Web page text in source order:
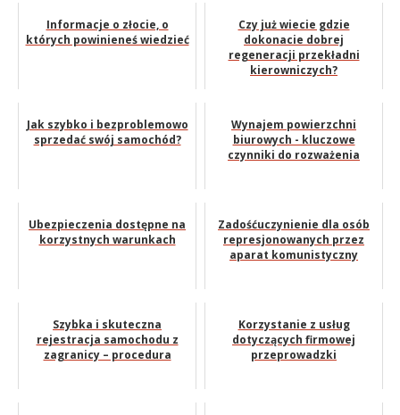
Informacje o złocie, o
których powinieneś wiedzieć
Czy już wiecie gdzie
dokonacie dobrej
regeneracji przekładni
kierowniczych?
Jak szybko i bezproblemowo
sprzedać swój samochód?
Wynajem powierzchni
biurowych - kluczowe
czynniki do rozważenia
Ubezpieczenia dostępne na
korzystnych warunkach
Zadośćuczynienie dla osób
represjonowanych przez
aparat komunistyczny
Szybka i skuteczna
rejestracja samochodu z
zagranicy – procedura
Korzystanie z usług
dotyczących firmowej
przeprowadzki